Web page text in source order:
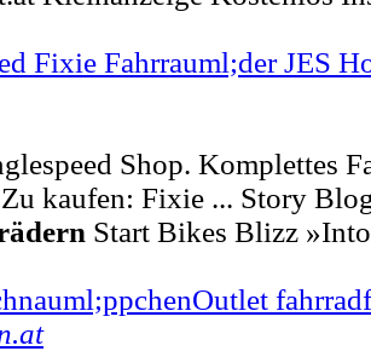
Fixie Fahrrauml;der JES
Shop. Komplettes
kaufen: Fixie ... Story
Start Bikes Blizz